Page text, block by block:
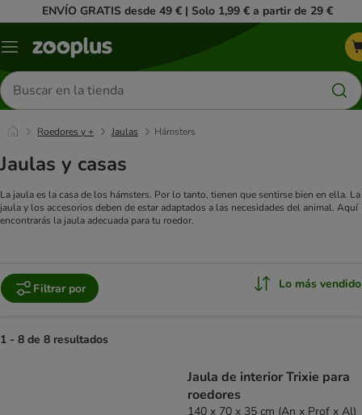
ENVÍO GRATIS desde 49 € | Solo 1,99 € a partir de 29 €
Menú
Buscar
productos
Roedores y + Jaulas Hámsters
Jaulas y casas
La jaula es la casa de los hámsters. Por lo tanto, tienen que sentirse bien en ella. La
jaula y los accesorios deben de estar adaptados a las necesidades del animal. Aquí
encontrarás la jaula adecuada para tu roedor.
Filtrar por Lo más vendido
1 - 8 de 8 resultados
Jaula de interior Trixie para
roedores
140 x 70 x 35 cm (An x Prof x Al)